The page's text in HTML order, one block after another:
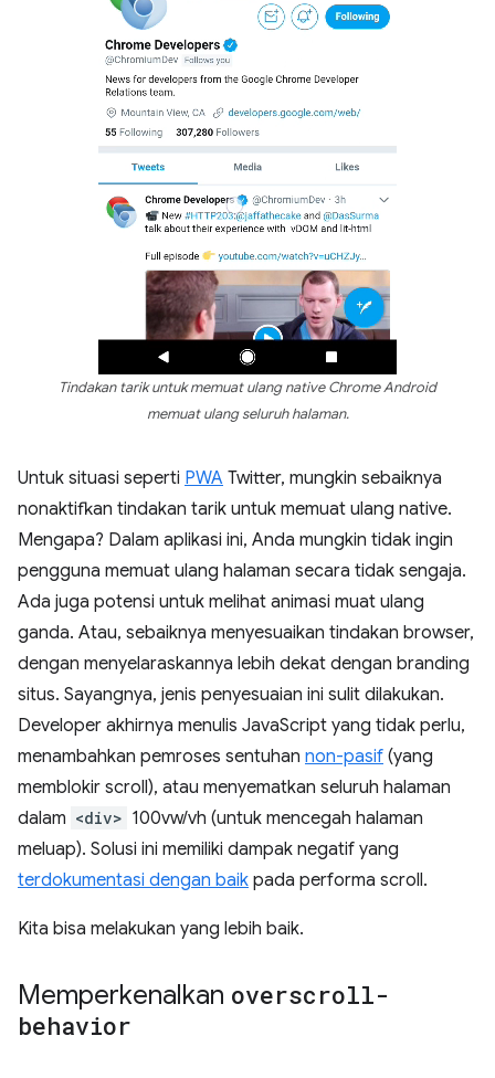
Tindakan tarik untuk memuat ulang native Chrome Android
memuat ulang seluruh halaman.
Untuk situasi seperti PWA Twitter, mungkin sebaiknya
nonaktifkan tindakan tarik untuk memuat ulang native.
Mengapa? Dalam aplikasi ini, Anda mungkin tidak ingin
pengguna memuat ulang halaman secara tidak sengaja.
Ada juga potensi untuk melihat animasi muat ulang
ganda. Atau, sebaiknya menyesuaikan tindakan browser,
dengan menyelaraskannya lebih dekat dengan branding
situs. Sayangnya, jenis penyesuaian ini sulit dilakukan.
Developer akhirnya menulis JavaScript yang tidak perlu,
menambahkan pemroses sentuhan non-pasif (yang
memblokir scroll), atau menyematkan seluruh halaman
dalam <div> 100vw/vh (untuk mencegah halaman
meluap). Solusi ini memiliki dampak negatif yang
terdokumentasi dengan baik pada performa scroll.
Kita bisa melakukan yang lebih baik.
Memperkenalkan overscroll-
behavior